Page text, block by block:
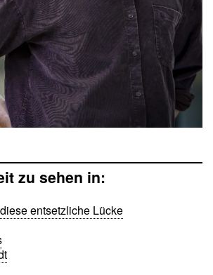
zu sehen in:
entsetzliche Lücke